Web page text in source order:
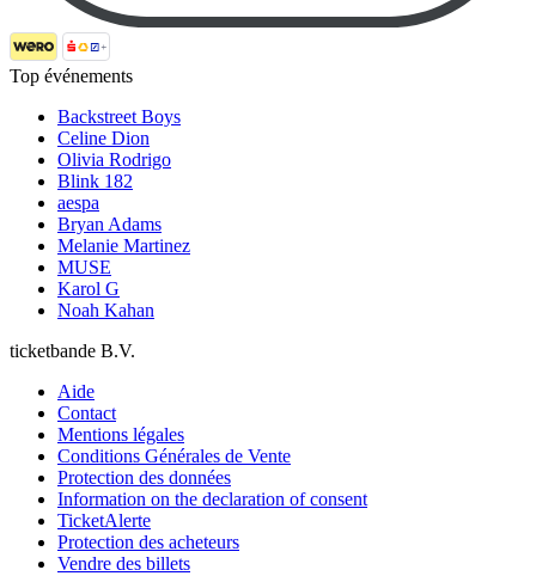
Top événements
Backstreet Boys
Celine Dion
Olivia Rodrigo
Blink 182
aespa
Bryan Adams
Melanie Martinez
MUSE
Karol G
Noah Kahan
ticketbande B.V.
Aide
Contact
Mentions légales
Conditions Générales de Vente
Protection des données
Information on the declaration of consent
TicketAlerte
Protection des acheteurs
Vendre des billets